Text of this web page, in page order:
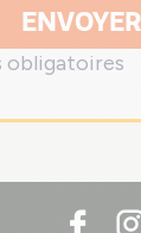
ENVOYER
obligatoires